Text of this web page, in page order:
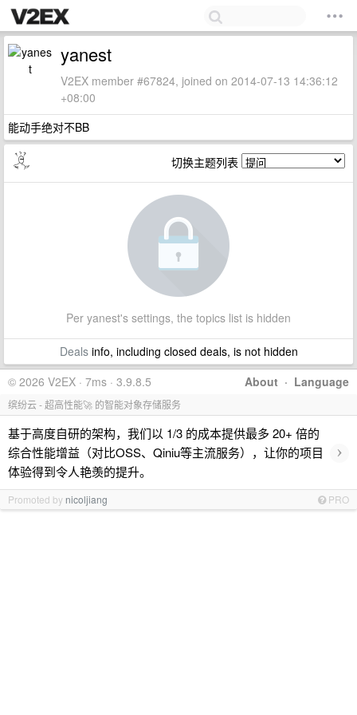
yanest
V2EX member #67824, joined on 2014-07-13 14:36:12
+08:00
能动手绝对不BB
切换主题列表
Per yanest's settings, the topics list is hidden
Dealsinfo, including closed deals, is not hidden
About · Language
© 2026 V2EX · 7ms · 3.9.8.5
缤纷云 - 超高性能🚀 的智能对象存储服务
基于高度自研的架构，我们以 1/3 的成本提供最多 20+ 倍的
综合性能增益（对比OSS、Qiniu等主流服务），让你的项目
体验得到令人艳羡的提升。
›
Promoted by nicoljiang PRO